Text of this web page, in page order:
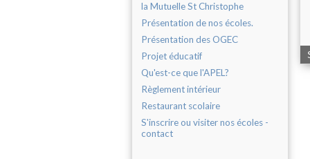
la Mutuelle St Christophe
Présentation de nos écoles.
Présentation des OGEC
Projet éducatif
Qu'est-ce que l'APEL?
Règlement intérieur
Restaurant scolaire
S'inscrire ou visiter nos écoles -
contact